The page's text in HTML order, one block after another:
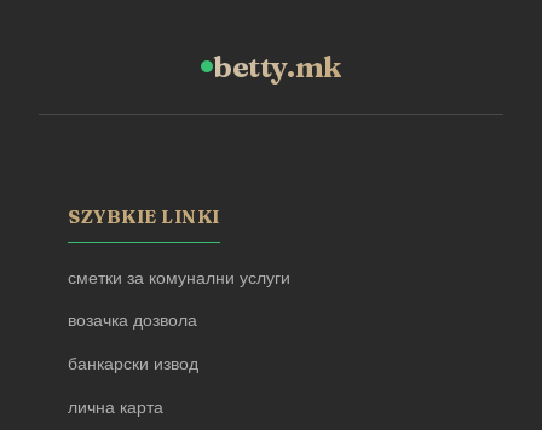
betty.mk
SZYBKIE LINKI
сметки за комунални услуги
возачка дозвола
банкарски извод
лична карта